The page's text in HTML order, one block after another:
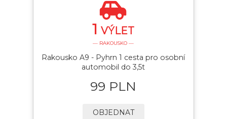
1VÝLET
— RAKOUSKO —
Rakousko A9 - Pyhrn 1 cesta pro osobní
automobil do 3,5t
99 PLN
OBJEDNAT